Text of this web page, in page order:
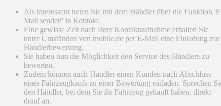
Als Interessent treten Sie mit dem Händler über die Funktion
Mail senden' in Kontakt.
Eine gewisse Zeit nach Ihrer Kontaktaufnahme erhalten Sie
unter Umständen von mobile.de per E-Mail eine Einladung zur
Händlerbewertung.
Sie haben nun die Möglichkeit den Service des Händlers zu
bewerten.
Zudem können auch Händler einen Kunden nach Abschluss
eines Fahrzeugkaufs zu einer Bewertung einladen. Sprechen
den Händler, bei dem Sie ihr Fahrzeug gekauft haben, direkt
drauf an.